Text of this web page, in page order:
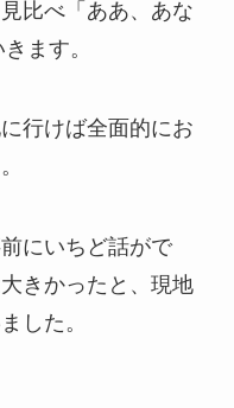
比べ「ああ、あな
ます。
行けば全面的にお
にいちど話がで
きかったと、現地
した。